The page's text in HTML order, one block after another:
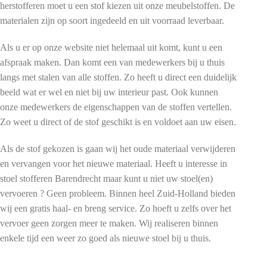
herstofferen moet u een stof kiezen uit onze meubelstoffen. De
materialen zijn op soort ingedeeld en uit voorraad leverbaar.
Als u er op onze website niet helemaal uit komt, kunt u een
afspraak maken. Dan komt een van medewerkers bij u thuis
langs met stalen van alle stoffen. Zo heeft u direct een duidelijk
beeld wat er wel en niet bij uw interieur past. Ook kunnen
onze medewerkers de eigenschappen van de stoffen vertellen.
Zo weet u direct of de stof geschikt is en voldoet aan uw eisen.
Als de stof gekozen is gaan wij het oude materiaal verwijderen
en vervangen voor het nieuwe materiaal. Heeft u interesse in
stoel stofferen Barendrecht maar kunt u niet uw stoel(en)
vervoeren ? Geen probleem. Binnen heel Zuid-Holland bieden
wij een gratis haal- en breng service. Zo hoeft u zelfs over het
vervoer geen zorgen meer te maken. Wij realiseren binnen
enkele tijd een weer zo goed als nieuwe stoel bij u thuis.